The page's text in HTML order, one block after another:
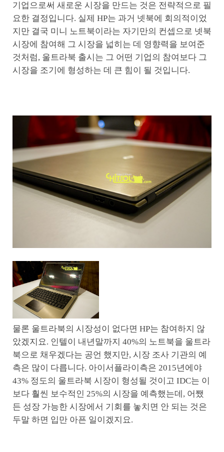
기업으로써 새로운 시장을 만드는 것은 전략적으로 필
요한 결정입니다. 실제 HP는 과거 넷북에 회의적이었
지만 결국 미니 노트북이라는 자기만의 컨셉으로 넷북
시장에 참여해 그 시장을 넓히는 데 영향력을 보여준
것처럼, 울트라북 출시는 그 어떤 기업의 참여보다 그
시장을 조기에 형성하는 데 큰 힘이 될 것입니다.
물론 울트라북의 시장성이 없다면 HP는 참여하지 않
았겠지요. 인텔이 내년말까지 40%의 노트북을 울트라
북으로 채우겠다는 공언 했지만, 시장 조사 기관의 예
측은 많이 다릅니다. 아이서플라이측은 2015년에야
43% 정도의 울트라북 시장이 형성될 것이고 IDC는 이
보다 훨씬 보수적인 25%의 시장을 예측했는데, 어쨌
든 성장 가능한 시장에서 기회를 놓치면 안 되는 것은
두말 하면 입만 아픈 일이겠지요.